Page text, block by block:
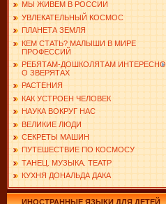
МЫ ЖИВЕМ В РОССИИ
УВЛЕКАТЕЛЬНЫЙ КОСМОС
ПЛАНЕТА ЗЕМЛЯ
КЕМ СТАТЬ? МАЛЫШИ В МИРЕ
ПРОФЕССИЙ
РЕБЯТАМ-ДОШКОЛЯТАМ ИНТЕРЕСНО
О ЗВЕРЯТАХ
РАСТЕНИЯ
КАК УСТРОЕН ЧЕЛОВЕК
НАУКА ВОКРУГ НАС
ВЕЛИКИЕ ЛЮДИ
СЕКРЕТЫ МАШИН
ПУТЕШЕСТВИЕ ПО КОСМОСУ
ТАНЕЦ. МУЗЫКА. ТЕАТР
КУХНЯ ДОНАЛЬДА ДАКА
ИНОСТРАННЫЕ ЯЗЫКИ ДЛЯ ДЕТЕЙ